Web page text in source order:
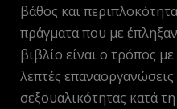
βάθος και
πράγματα που με
βιβλίο είναι ο τρόπος
λεπτές
σεξουαλικότητας κατά